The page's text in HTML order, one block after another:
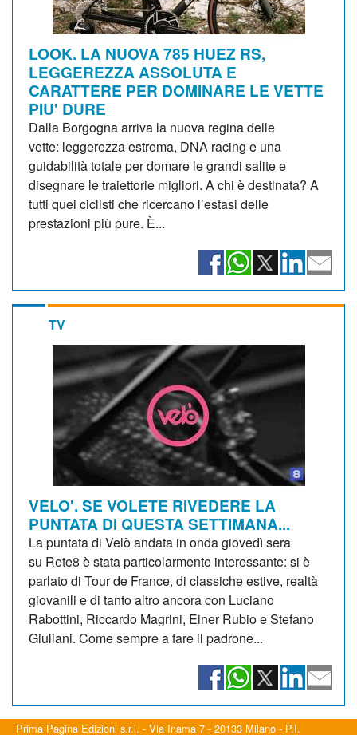
LOOK. LA NUOVA 785 HUEZ RS,
LEGGEREZZA ASSOLUTA E
CARATTERE PER DOMINARE LE VETTE
PIU' DURE
Dalla Borgogna arriva la nuova regina delle
vette: leggerezza estrema, DNA racing e una
guidabilità totale per domare le grandi salite e
disegnare le traiettorie migliori. A chi è destinata? A
tutti quei ciclisti che ricercano l’estasi delle
prestazioni più pure. È...
TV
VELO'. SE VOLETE RIVEDERE LA
PUNTATA DI QUESTA SETTIMANA...
La puntata di Velò andata in onda giovedì sera
su Rete8 è stata particolarmente interessante: si è
parlato di Tour de France, di classiche estive, realtà
giovanili e di tanto altro ancora con Luciano
Rabottini, Riccardo Magrini, Einer Rubio e Stefano
Giuliani. Come sempre a fare il padrone...
Prima Pagina Edizioni s.r.l. - Via Inama 7 - 20133 Milano - P.I.